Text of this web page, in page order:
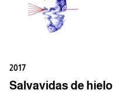
2017
Salvavidas de hielo